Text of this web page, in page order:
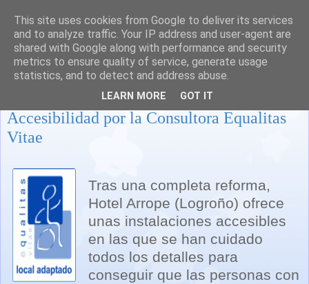
El Hotel Arrope de Haro, distinguido en
Accesibilidad por la Consultora Equalitas
Vitae
Tras una completa reforma,
Hotel Arrope (Logroño) ofrece
unas instalaciones accesibles
en las que se han cuidado
todos los detalles para
conseguir que las personas con
This site uses cookies from Google to deliver its services
and to analyze traffic. Your IP address and user-agent are
shared with Google along with performance and security
metrics to ensure quality of service, generate usage
statistics, and to detect and address abuse.
LEARN MORE GOT IT